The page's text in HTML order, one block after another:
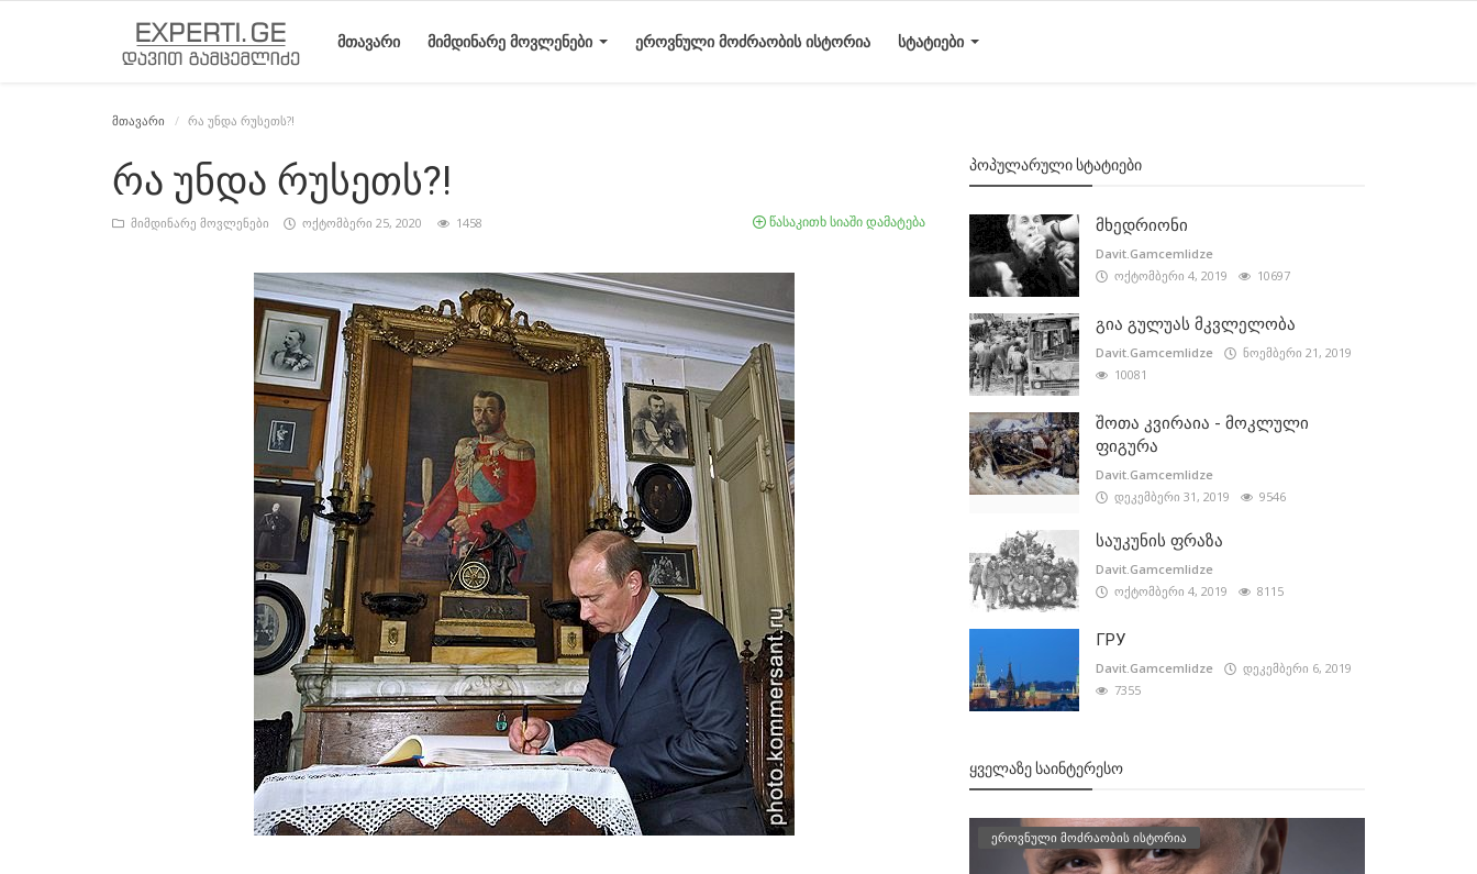
ᲛᲗᲐᲕᲐᲠᲘ ᲛᲘᲛᲓᲘᲜᲐᲠᲔ ᲛᲝᲕᲚᲔᲜᲔᲑᲘ ᲔᲠᲝᲕᲜᲣᲚᲘ ᲛᲝᲫᲠᲐᲝᲑᲘᲡ ᲘᲡᲢᲝᲠᲘᲐ ᲡᲢᲐᲢᲘᲔᲑᲘ
მოვლენები
მოძრაობის
მთავარი რა უნდა რუსეთს?!
რა უნდა რუსეთს?!
მიმდინარე მოვლენები ოქტომბერი 25, 2020 1458 წასაკითხ სიაში დამატება
ᲞᲝᲞᲣᲚᲐᲠᲣᲚᲘ ᲡᲢᲐᲢᲘᲔᲑᲘ
მხედრიონი
Davit.Gamcemlidze
ოქტომბერი 4, 2019
10697
გია გულუას მკვლელობა
Davit.Gamcemlidze
ნოემბერი 21, 2019
10081
შოთა კვირაია - მოკლული
ფიგურა
Davit.Gamcemlidze
დეკემბერი 31, 2019
9546
საუკუნის ფრაზა
Davit.Gamcemlidze
ოქტომბერი 4, 2019
8115
ГРУ
Davit.Gamcemlidze
დეკემბერი 6, 2019
7355
ᲧᲕᲔᲚᲐᲖᲔ ᲡᲐᲘᲜᲢᲔᲠᲔᲡᲝ
ეროვნული მოძრაობის ისტორია